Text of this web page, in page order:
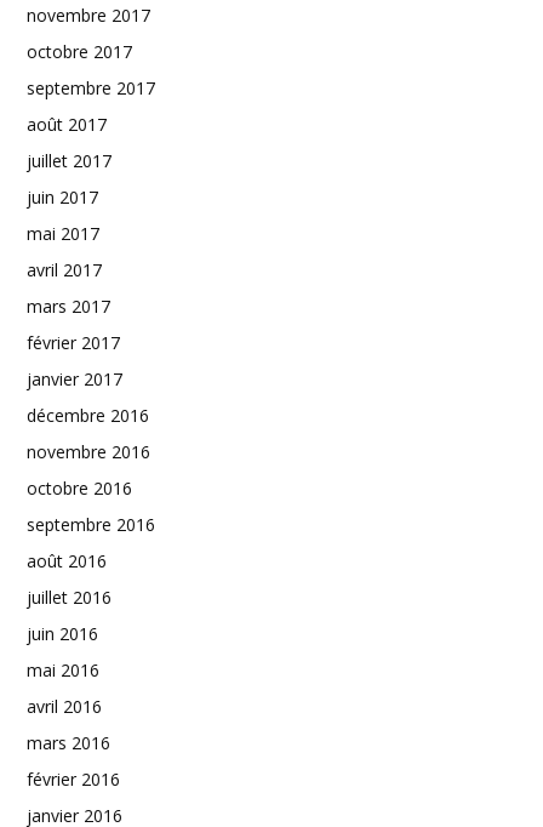
novembre 2017
octobre 2017
septembre 2017
août 2017
juillet 2017
juin 2017
mai 2017
avril 2017
mars 2017
février 2017
janvier 2017
décembre 2016
novembre 2016
octobre 2016
septembre 2016
août 2016
juillet 2016
juin 2016
mai 2016
avril 2016
mars 2016
février 2016
janvier 2016